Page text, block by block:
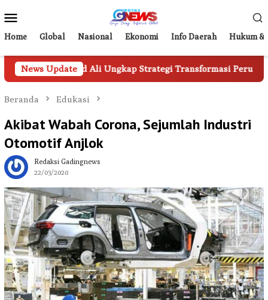
ke
kontenMobile
Home Global Nasional Ekonomi Info Daerah Hukum &
News Update
Ali Ungkap Strategi Transformasi Perumda Parkir
Beranda Edukasi
Akibat Wabah Corona, Sejumlah Industri
Otomotif Anjlok
Redaksi Gadingnews
22/03/2020